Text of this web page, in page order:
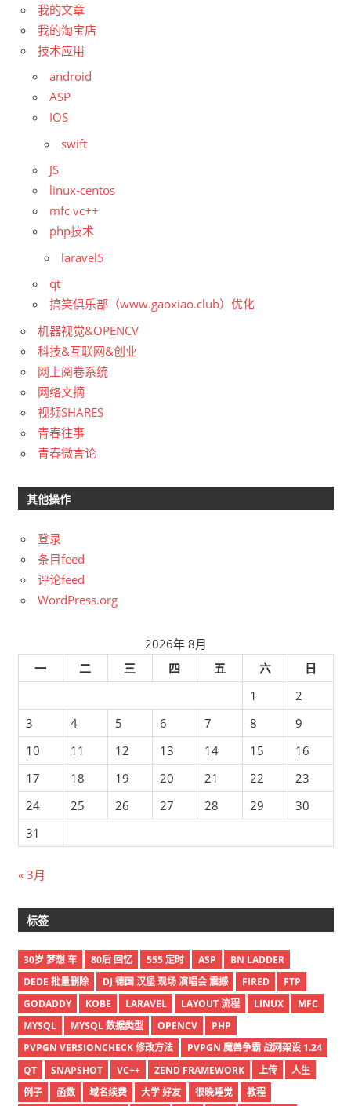
我的文章
我的淘宝店
技术应用
android
ASP
IOS
swift
JS
linux-centos
mfc vc++
php技术
laravel5
qt
搞笑俱乐部（www.gaoxiao.club）优化
机器视觉&OPENCV
科技&互联网&创业
网上阅卷系统
网络文摘
视频SHARES
青春往事
青春微言论
其他操作
登录
条目feed
评论feed
WordPress.org
2026年 8月
一
二 三 四 五 六
日
1
2
3
4 5 6 7 8
9
10
11 12 13 14 15
16
17
18 19 20 21 22
23
24
25 26 27 28 29
30
31
« 3月
标签
30岁 梦想 车 80后 回忆 555 定时 ASP
BN LADDER
DEDE 批量删除
DJ 德国 汉堡 现场 演唱会 震撼 FIRED
FTP
GODADDY
KOBE LARAVEL LAYOUT 流程 LINUX
MFC
MYSQL
MYSQL 数据类型 OPENCV
PHP
PVPGN VERSIONCHECK 修改方法
PVPGN 魔兽争霸 战网架设 1.24
QT
SNAPSHOT VC++ ZEND FRAMEWORK 上传
人生
例子
函数 域名续费 大学 好友 很晚睡觉
教程